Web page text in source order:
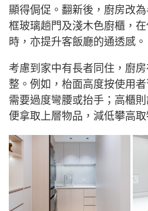
顯得侷促。翻新後，廚房改
框玻璃趟門及淺木色廚櫃，
時，亦提升客飯廳的通透感。
考慮到家中有長者同住，廚
整。例如，枱面高度按使用
需要過度彎腰或抬手；高櫃
便拿取上層物品，減低攀高取